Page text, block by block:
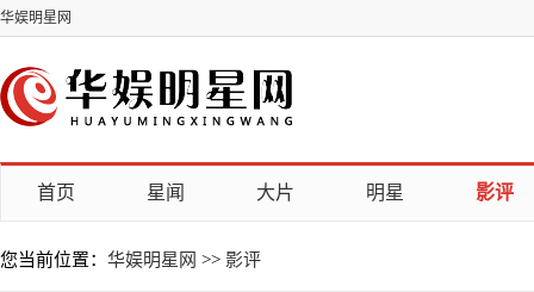
华娱明星网
首页 星闻 大片 明星 影评
您当前位置： 华娱明星网 >> 影评